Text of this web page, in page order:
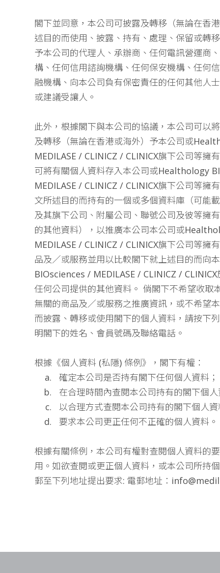
閣下並同意，本公司可披露及轉移（無論在香
述目的而使用、披露、持有、處理、保留或轉
予本公司的代理人、承辦商、任何電訊營運商
構、任何信用諮詢機構、任何保安機構、任何
融機構、向本公司負有保密責任的任何其他人
或建議受讓人。
此外，根據閣下與本公司的協議，本公司可以
及轉移（無論在香港或海外）予本公司或
MEDILASE / CLINICZ / CLINICX旗下公司等擁
可將有關個人資料存入本公司或Healthology
MEDILASE / CLINICZ / CLINICX旗下公司等擁
文所述目的而持有的一個或多個資料庫（可能
及其旗下公司、附屬公司、聯號公司及彼等擁
的其他資料），以推廣本公司本公司或
MEDILASE / CLINICZ / CLINICX旗下公司等擁
品及／或服務並用以比較閣下就上述目的而向
BIOsciences / MEDILASE / CLINICZ /
任何公司提供的其他資料。 倘閣下不希望收取
無關的商品及／或服務之推廣資訊，或不希望
而披露、轉移或使用閣下的個人資料，請按下
明閣下的姓名、會員號碼及聯絡電話。
根據《個人資料 (私隱) 條例》，閣下有權：
確定本公司是否持有閣下任何個人資料；
在合理時間內查閱本公司持有的閣下個
以合理方式查閱本公司持有的閣下個人
要求本公司更正任何不正確的個人資料。
根據有關條例，本公司有權對查閱個人資料的
用。如欲查閱或更正個人資料，或本公司所持
郵至下列地址提出要求: 電郵地址：